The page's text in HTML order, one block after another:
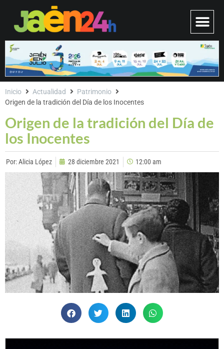
Origen de la tradición del Día de
los Inocentes
Inicio Actualidad
Patrimonio
Origen de la tradición del Día de los Inocentes
Por:Alicia López 28 diciembre 2021 12:00 am